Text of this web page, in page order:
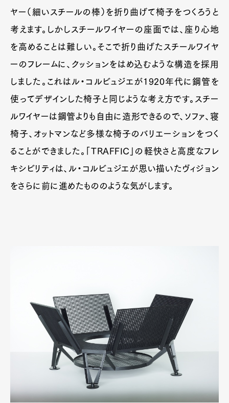
Art&DesignWatchFashion
GourmetCars
ProductCultureLifestyle
ヤー（細いスチールの棒）を折り曲げて椅子をつくろうと
考えます。しかしスチールワイヤーの座面では、座り心地
を高めることは難しい。そこで折り曲げたスチールワイヤ
ーのフレームに、クッションをはめ込むような構造を採用
しました。これはル・コルビュジエが1920年代に鋼管を
使ってデザインした椅子と同じような考え方です。スチー
ルワイヤーは鋼管よりも自由に造形できるので、ソファ、寝
椅子、オットマンなど多様な椅子のバリエーションをつく
ることができました。「TRAFFIC」の軽快さと高度なフレ
キシビリティは、ル・コルビュジエが思い描いたヴィジョン
をさらに前に進めたもののような気がします。